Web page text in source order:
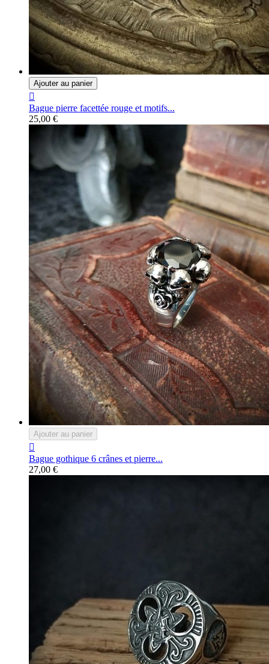
Ajouter au panier

Bague pierre facettée rouge et motifs...
25,00 €
Ajouter au panier

Bague gothique 6 crânes et pierre...
27,00 €